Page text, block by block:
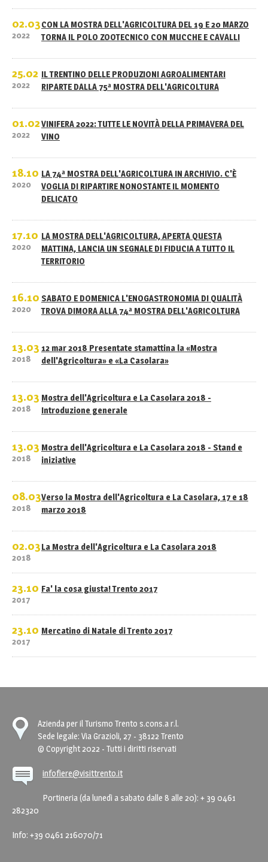
02.03
2022
CON LA MOSTRA DELL'AGRICOLTURA DEL 19 E 20 MARZO
TORNA IL POLO ZOOTECNICO CON MUCCHE E CAVALLI
25.02
2022
IL TRENTINO DELLE PRODUZIONI AGROALIMENTARI
RIPARTE DALLA 75ª MOSTRA DELL'AGRICOLTURA
01.02
2022
VINIFERA 2022: TUTTE LE NOVITÀ DELLA PRIMAVERA DEL
VINO
18.10
2020
LA 74ª MOSTRA DELL'AGRICOLTURA IN ARCHIVIO. C'È
VOGLIA DI RIPARTIRE NONOSTANTE IL MOMENTO
DELICATO
17.10
2020
LA MOSTRA DELL'AGRICOLTURA, APERTA QUESTA
MATTINA, LANCIA UN SEGNALE DI FIDUCIA A TUTTO IL
TERRITORIO
16.10
2020
SABATO E DOMENICA L'ENOGASTRONOMIA DI QUALITÀ
TROVA DIMORA ALLA 74ª MOSTRA DELL'AGRICOLTURA
13.03
2018
12 mar 2018 Presentate stamattina la «Mostra
dell'Agricoltura» e «La Casolara»
13.03
2018
Mostra dell'Agricoltura e La Casolara 2018 -
Introduzione generale
13.03
2018
Mostra dell'Agricoltura e La Casolara 2018 - Stand e
iniziative
08.03
2018
Verso la Mostra dell'Agricoltura e La Casolara, 17 e 18
marzo 2018
02.03
2018
La Mostra dell'Agricoltura e La Casolara 2018
23.10
2017
Fa' la cosa giusta! Trento 2017
23.10
2017
Mercatino di Natale di Trento 2017
Azienda per il Turismo Trento s.cons.a r.l.
Sede legale: Via Grazioli, 27 - 38122 Trento
© Copyright 2022 - Tutti i diritti riservati
infofiere@visittrento.it
Portineria (da lunedì a sabato dalle 8 alle 20): + 39 0461
282320
Info: +39 0461 216070/71